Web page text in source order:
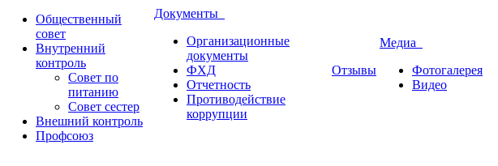
Общественный
совет
Внутренний
контроль
Совет по
питанию
Совет сестер
Внешний контроль
Профсоюз
Документы
Организационные
документы
ФХД
Отчетность
Противодействие
коррупции
Отзывы
Медиа
Фотогалерея
Видео